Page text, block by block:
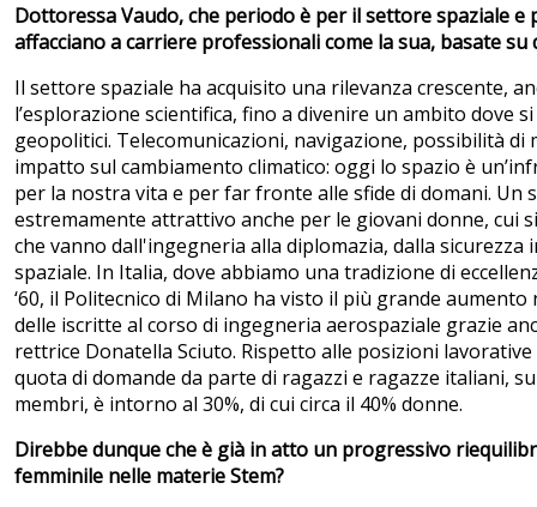
Dottoressa Vaudo, che periodo è per il settore spaziale e
affacciano a carriere professionali come la sua, basate su
Il settore spaziale ha acquisito una rilevanza crescente,
l’esplorazione scientifica, fino a divenire un ambito dove
geopolitici. Telecomunicazioni, navigazione, possibilità di
impatto sul cambiamento climatico: oggi lo spazio è
per la nostra vita e per far fronte alle sfide di domani. Un
estremamente attrattivo anche per le giovani donne, cui
che vanno dall'ingegneria alla diplomazia, dalla sicurezza
spaziale. In Italia, dove abbiamo una tradizione di
‘60, il Politecnico di Milano ha visto il più grande
delle iscritte al corso di ingegneria aerospaziale grazie
rettrice Donatella Sciuto. Rispetto alle posizioni lavorative
quota di domande da parte di ragazzi e ragazze italiani,
membri, è intorno al 30%, di cui circa il 40% donne.
Direbbe dunque che è già in atto un progressivo
femminile nelle materie Stem?